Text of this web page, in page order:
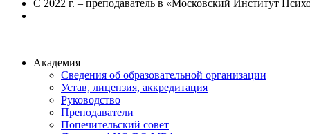
С 2022 г. – преподаватель в «Московский Институт
Академия
Сведения об образовательной организации
Устав, лицензия, аккредитация
Руководство
Преподаватели
Попечительский совет